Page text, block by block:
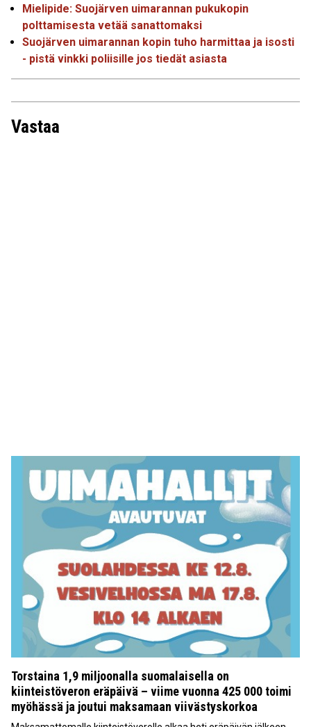
Mielipide: Suojärven uimarannan pukukopin
polttamisesta vetää sanattomaksi
Suojärven uimarannan kopin tuho harmittaa ja isosti
- pistä vinkki poliisille jos tiedät asiasta
Vastaa
Torstaina 1,9 miljoonalla suomalaisella on
kiinteistöveron eräpäivä – viime vuonna 425 000 toimi
myöhässä ja joutui maksamaan viivästyskorkoa